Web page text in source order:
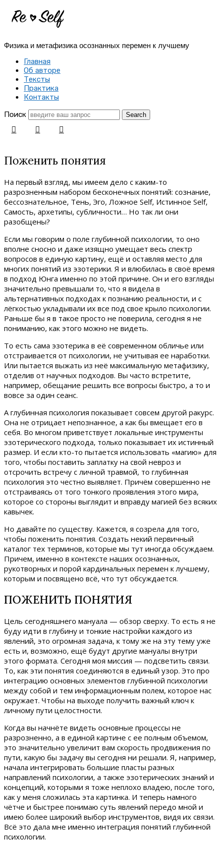
Re-
|
Создай
себя
заново
Физика и метафизика осознанных перемен к лучшему
Главная
Об авторе
Тексты
Практика
Контакты
Поиск
Поженить понятия
На первый взгляд, мы имеем дело с каким-то
разрозненным набором бесконечных понятий: сознание,
бессознательное, Тень, Эго, Ложное Self, Истинное Self,
Самость, архетипы, субличности… Но так ли они
разобщены?
Если мы говорим о поле глубинной психологии, то оно
вполне сносно и даже изящно умещает весь спектр
вопросов в единую картину, ещё и оставляя место для
многих понятий из эзотерики. Я и влюбилась в своё время
в подход Юнга именно по этой причине. Он и его взгляды
значительно превышали то, что я видела в
альтернативных подходах к познанию реальности, и с
лёгкостью укладывали их все под свое крыло психологии.
Раньше бы я в такое просто не поверила, сегодня я не
пониманию, как этого можно не видеть.
То есть сама эзотерика в её современном обличье или
отстраивается от психологии, не учитывая ее наработки.
Или пытается выжать из неё максимальную метафизику,
отделив от научных подходов. Вы часто встретите,
например, обещание решить все вопросы быстро, а то и
вовсе за один сеанс.
А глубинная психология показывает совсем другой ракурс.
Она не отрицает непознанное, а как бы вмещает его в
себя. Во многом приветствует локальные инструменты
эзотерического подхода, только показывает их истинный
размер. И если кто-то пытается использовать «магию» для
того, чтобы поставить заплатку на свой невроз и
отсрочить встречу с личной травмой, то глубинная
психология это честно выявляет. Причём совершенно не
отстраиваясь от того тонкого проявления этого мира,
которое со стороны выглядит и вправду магией без всяких
кавычек.
Но давайте по существу. Кажется, я созрела для того,
чтобы поженить понятия. Создать некий первичный
каталог тех терминов, которые мы тут иногда обсуждаем.
Причем, именно в контексте наших осознанных,
рукотворных и порой кардинальных перемен к лучшему,
которым и посвящено всё, что тут обсуждается.
ПОЖЕНИТЬ ПОНЯТИЯ
Цель сегодняшнего мануала — обзор сверху. То есть я не
буду идти в глубину и тонкие настройки каждого из
явлений, это огромная задача, к тому же на эту тему уже
есть и, возможно, ещё будут другие мануалы внутри
этого формата. Сегодня моя миссия — подсветить связи.
То, как эти понятия соединяются в единый узор. Это про
интеграцию основных элементов глубинной психологии
между собой и тем информационным полем, которое нас
окружает. Чтобы на выходе получить важный ключ к
личному пути целостности.
Когда вы начнёте видеть основные процессы не
разрозненно, а в единой картине с ее полным объемом,
это значительно увеличит вам скорость продвижения по
пути, какую бы задачу вы сегодня ни решали. Я, например,
начала интегрировать большие пласты разных
направлений психологии, а также эзотерических знаний и
концепций, которыми я тоже неплохо владею, после того,
как у меня сложилась эта картинка. И теперь намного
чётче и быстрее понимаю суть явлений передо мной и
имею более широкий выбор инструментов, видя их связи.
Всё это дала мне именно интеграция понятий глубинной
психологии.